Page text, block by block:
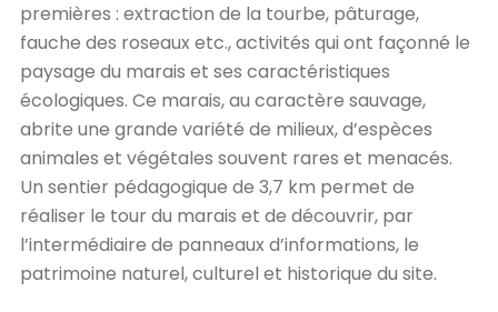
premières : extraction de la tourbe, pâturage,
fauche des roseaux etc., activités qui ont façonné le
paysage du marais et ses caractéristiques
écologiques. Ce marais, au caractère sauvage,
abrite une grande variété de milieux, d’espèces
animales et végétales souvent rares et menacés.
Un sentier pédagogique de 3,7 km permet de
réaliser le tour du marais et de découvrir, par
l’intermédiaire de panneaux d’informations, le
patrimoine naturel, culturel et historique du site.